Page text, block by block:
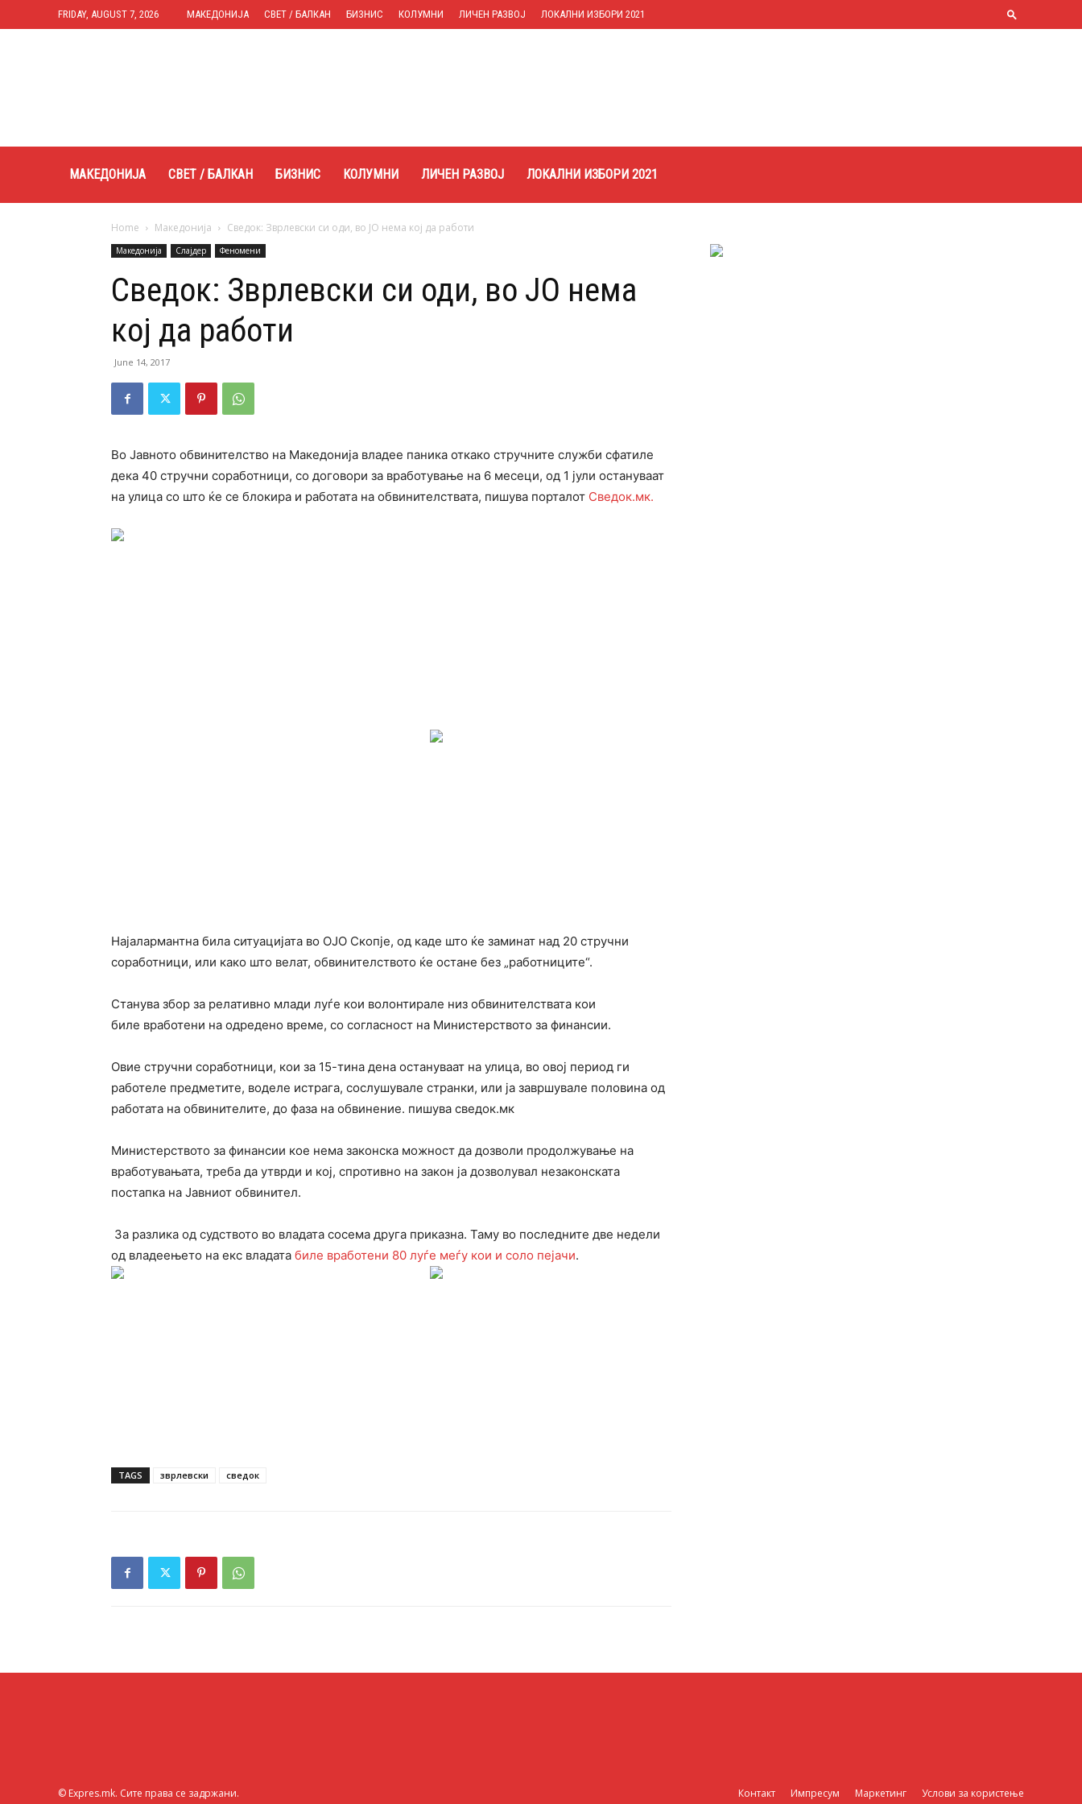
FRIDAY, AUGUST 7, 2026 МАКЕДОНИЈА СВЕТ / БАЛКАН БИЗНИС КОЛУМНИ ЛИЧЕН РАЗВОЈ ЛОКАЛНИ ИЗБОРИ 2021
МАКЕДОНИЈА СВЕТ / БАЛКАН БИЗНИС КОЛУМНИ ЛИЧЕН РАЗВОЈ ЛОКАЛНИ ИЗБОРИ 2021
Home Македонија Сведок: Зврлевски си оди, во ЈО нема кој да работи
Македонија Слајдер Феномени
Сведок: Зврлевски си оди, во ЈО нема
кој да работи
June 14, 2017
Во Јавното обвинителство на Македонија владее паника откако стручните служби сфатиле
дека 40 стручни соработници, со договори за вработување на 6 месеци, од 1 јули остануваат
на улица со што ќе се блокира и работата на обвинителствата, пишува порталот Сведок.мк.
Најалармантна била ситуацијата во ОЈО Скопје, од каде што ќе заминат над 20 стручни
соработници, или како што велат, обвинителството ќе остане без „работниците“.
Станува збор за релативно млади луѓе кои волонтирале низ обвинителствата кои
биле вработени на одредено време, со согласност на Министерството за финансии.
Овие стручни соработници, кои за 15-тина дена остануваат на улицa, во овој период ги
работеле предметите, воделе истрага, сослушувале странки, или ја завршувале половина од
работата на обвинителите, до фаза на обвинение. пишува сведок.мк
Министерството за финансии кое нема законска можност да дозволи продолжување на
вработувањата, треба да утврди и кој, спротивно на закон ја дозволувал незаконската
постапка на Јавниот обвинител.
За разлика од судството во владата сосема друга приказна. Таму во последните две недели
од владеењето на екс владата биле вработени 80 луѓе меѓу кои и соло пејачи.
TAGS зврлевски сведок
Контакт Импресум Маркетинг Услови за користење
© Expres.mk. Сите права се задржани.